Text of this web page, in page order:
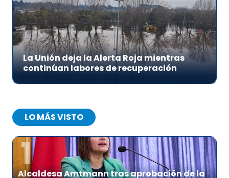
La Unión deja la Alerta Roja mientras
continúan labores de recuperación
LO MÁS VISTO
1
Alcaldesa Amtmann tras aprobación de la